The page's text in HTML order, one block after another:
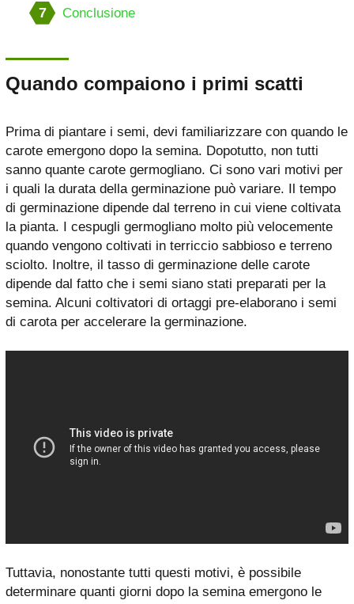
7 Conclusione
Quando compaiono i primi scatti
Prima di piantare i semi, devi familiarizzare con quando le
carote emergono dopo la semina. Dopotutto, non tutti
sanno quante carote germogliano. Ci sono vari motivi per
i quali la durata della germinazione può variare. Il tempo
di germinazione dipende dal terreno in cui viene coltivata
la pianta. I cespugli germogliano molto più velocemente
quando vengono coltivati ​​in terriccio sabbioso e terreno
sciolto. Inoltre, il tasso di germinazione delle carote
dipende dal fatto che i semi siano stati preparati per la
semina. Alcuni coltivatori di ortaggi pre-elaborano i semi
di carota per accelerare la germinazione.
Tuttavia, nonostante tutti questi motivi, è possibile
determinare quanti giorni dopo la semina emergono le